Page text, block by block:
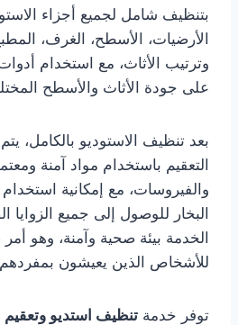
بتنظيف شامل لجميع أجزاء
الأرضيات، الأسطح، الغرف،
وترتيب الأثاث، مع استخدام
على جودة الأثاث والأسطح
بعد تنظيف الاستوديو بالكامل،
التعقيم باستخدام مواد آمنة
والفيروسات، مع إمكانية استخدام
البخار للوصول إلى جميع
الخدمة بيئة صحية وآمنة، وهو
للأشخاص الذين يعيشون
توفر خدمة تنظيف استديو وتعقيم